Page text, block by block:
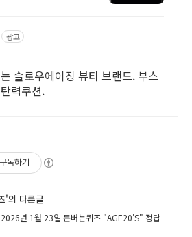
광고
슬로우에이징 뷰티 브랜드. 부스
력쿠션.
구독하기
'의 다른글
년 1월 23일 돈버는퀴즈 "AGE20'S" 정답